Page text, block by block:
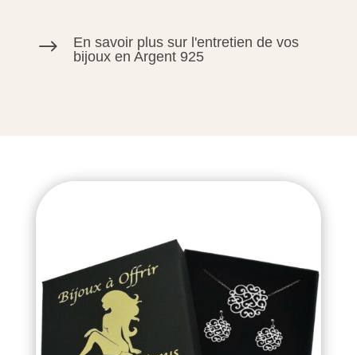
$
En savoir plus sur l'entretien de vos
bijoux en Argent 925